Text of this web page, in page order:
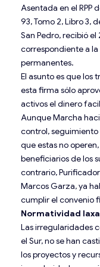
Asentada en el RPP
93, Tomo 2, Libro 3,
San Pedro, recibió
correspondiente a
permanentes.
El asunto es que los
esta firma sólo
activos el dinero
Aunque Marcha
control,
que estas no
beneficiarios de los
contrario,
Marcos Garza, ya
cumplir el convenio
Normatividad laxa
Las irregularidades
el Sur, no se han
los proyectos y